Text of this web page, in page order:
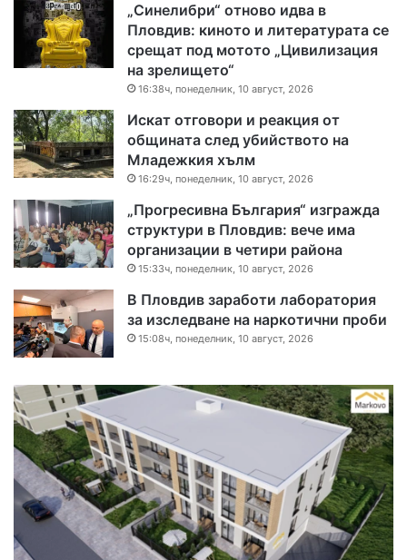
„Синелибри“ отново идва в
Пловдив: киното и литературата се
срещат под мотото „Цивилизация
на зрелището“
16:38ч, понеделник, 10 август, 2026
Искат отговори и реакция от
общината след убийството на
Младежкия хълм
16:29ч, понеделник, 10 август, 2026
„Прогресивна България“ изгражда
структури в Пловдив: вече има
организации в четири района
15:33ч, понеделник, 10 август, 2026
В Пловдив заработи лаборатория
за изследване на наркотични проби
15:08ч, понеделник, 10 август, 2026